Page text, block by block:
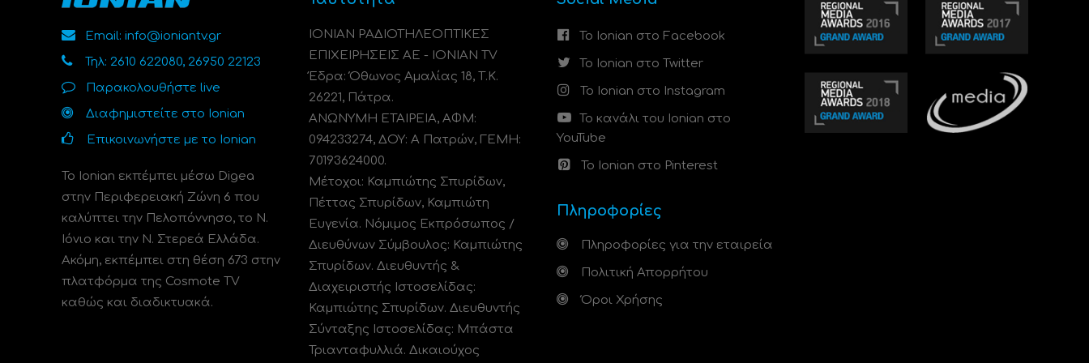
Email: info@ioniantv.gr
Τηλ: 2610 622080, 26950 22123
Παρακολουθήστε live
Διαφημιστείτε στο Ionian
Επικοινωνήστε με το Ionian
Το Ionian εκπέμπει μέσω Digea
στην Περιφερειακή Ζώνη 6 που
καλύπτει την Πελοπόννησο, το N.
Ιόνιο και την Ν. Στερεά Ελλάδα.
Ακόμη, εκπέμπει στη θέση 673 στην
πλατφόρμα της Cosmote TV
καθώς και διαδικτυακά.
ΙΟΝΙΑΝ ΡΑΔΙΟΤΗΛΕΟΠΤΙΚΕΣ
ΕΠΙΧΕΙΡΗΣΕΙΣ ΑΕ - IONIAN TV
Έδρα: Όθωνος Αμαλίας 18, Τ.Κ.
26221, Πάτρα.
ΑΝΩΝΥΜΗ ΕΤΑΙΡΕΙΑ, ΑΦΜ:
094233274, ΔΟΥ: A Πατρών, ΓΕΜΗ:
70193624000.
Μέτοχοι: Καμπιώτης Σπυρίδων,
Πέττας Σπυρίδων, Καμπιώτη
Ευγενία. Νόμιμος Εκπρόσωπος /
Διευθύνων Σύμβουλος: Καμπιώτης
Σπυρίδων. Διευθυντής &
Διαχειριστής Ιστοσελίδας:
Καμπιώτης Σπυρίδων. Διευθυντής
Σύνταξης Ιστοσελίδας: Μπάστα
Τριανταφυλλιά. Δικαιούχος
Το Ionian στο Facebook
Το Ionian στο Twitter
Το Ionian στο Instagram
Το κανάλι του Ionian στο
YouTube
Το Ionian στο Pinterest
Πληροφορίες
Πληροφορίες για την εταιρεία
Πολιτική Απορρήτου
Όροι Χρήσης